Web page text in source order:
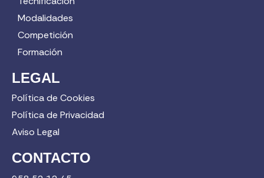
Modalidades
Competición
Formación
LEGAL
Política de Cookies
Política de Privacidad
Aviso Legal
CONTACTO